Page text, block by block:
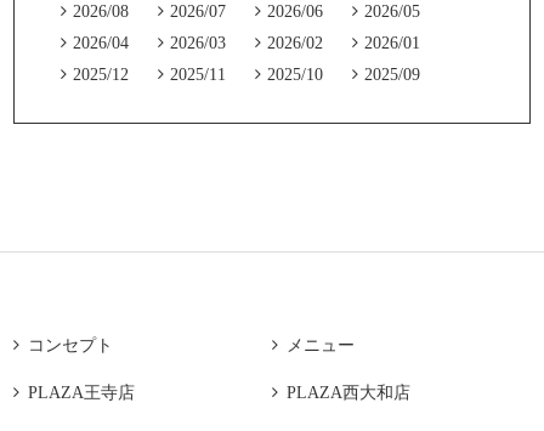
 2026/08  2026/07  2026/06  2026/05
 2026/04  2026/03  2026/02  2026/01
 2025/12  2025/11  2025/10  2025/09
 コンセプト  メニュー
 PLAZA王寺店  PLAZA西大和店